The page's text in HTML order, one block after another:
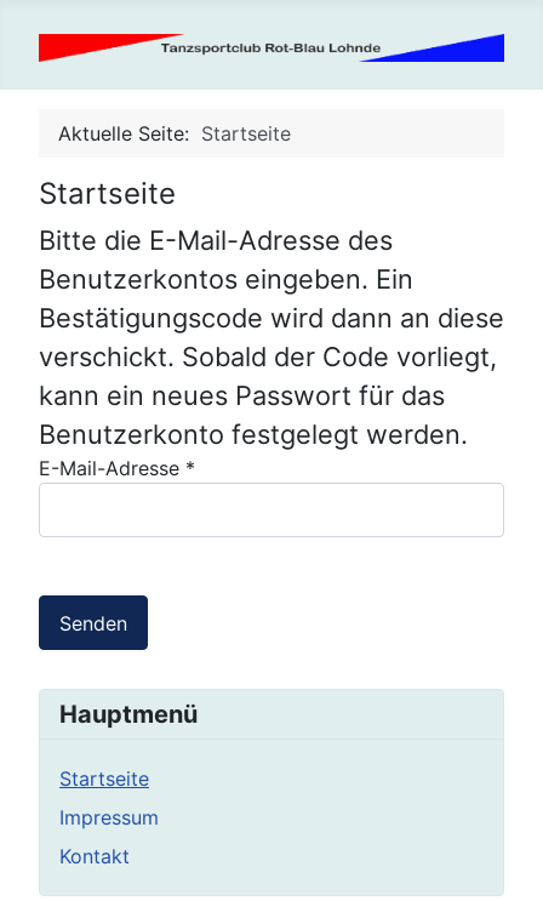
Aktuelle Seite: Startseite
Startseite
Bitte die E-Mail-Adresse des
Benutzerkontos eingeben. Ein
Bestätigungscode wird dann an diese
verschickt. Sobald der Code vorliegt,
kann ein neues Passwort für das
Benutzerkonto festgelegt werden.
E-Mail-Adresse *
Senden
Hauptmenü
Startseite
Impressum
Kontakt